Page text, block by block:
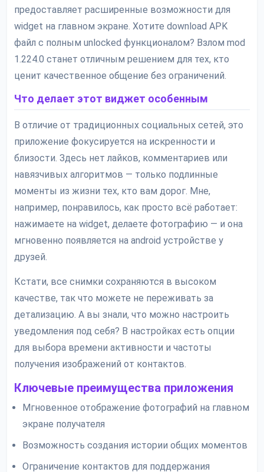
предоставляет расширенные возможности для
widget на главном экране. Хотите download APK
файл с полным unlocked функционалом? Взлом mod
1.224.0 станет отличным решением для тех, кто
ценит качественное общение без ограничений.
Что делает этот виджет особенным
В отличие от традиционных социальных сетей, это
приложение фокусируется на искренности и
близости. Здесь нет лайков, комментариев или
навязчивых алгоритмов — только подлинные
моменты из жизни тех, кто вам дорог. Мне,
например, понравилось, как просто всё работает:
нажимаете на widget, делаете фотографию — и она
мгновенно появляется на android устройстве у
друзей.
Кстати, все снимки сохраняются в высоком
качестве, так что можете не переживать за
детализацию. А вы знали, что можно настроить
уведомления под себя? В настройках есть опции
для выбора времени активности и частоты
получения изображений от контактов.
Ключевые преимущества приложения
Мгновенное отображение фотографий на главном
экране получателя
Возможность создания истории общих моментов
Ограничение контактов для поддержания